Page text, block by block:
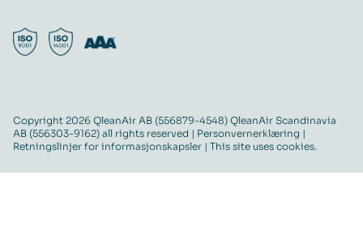
Copyright 2026 QleanAir AB (556879-4548) QleanAir Scandinavia
AB (556303-9162) all rights reserved | Personvernerklæring |
Retningslinjer for informasjonskapsler | This site uses cookies.